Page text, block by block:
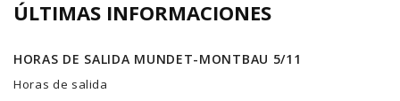
ÚLTIMAS INFORMACIONES
HORAS DE SALIDA MUNDET-MONTBAU 5/11
Horas de salida